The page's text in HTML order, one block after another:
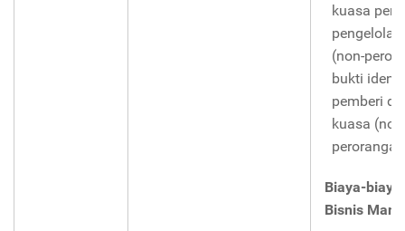
kuasa
(non-
bukti
pemberi
kuasa
Biaya-
Bisnis